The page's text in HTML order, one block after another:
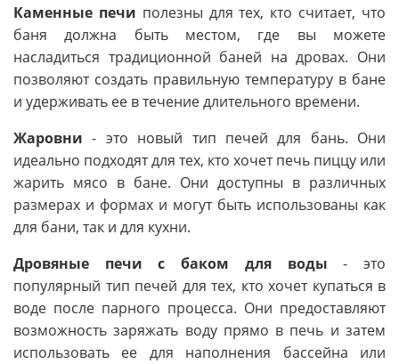
Каменные печи полезны для тех, кто считает, что
баня должна быть местом, где вы можете
насладиться традиционной баней на дровах. Они
позволяют создать правильную температуру в бане
и удерживать ее в течение длительного времени.
Жаровни - это новый тип печей для бань. Они
идеально подходят для тех, кто хочет печь пиццу или
жарить мясо в бане. Они доступны в различных
размерах и формах и могут быть использованы как
для бани, так и для кухни.
Дровяные печи с баком для воды - это
популярный тип печей для тех, кто хочет купаться в
воде после парного процесса. Они предоставляют
возможность заряжать воду прямо в печь и затем
использовать ее для наполнения бассейна или